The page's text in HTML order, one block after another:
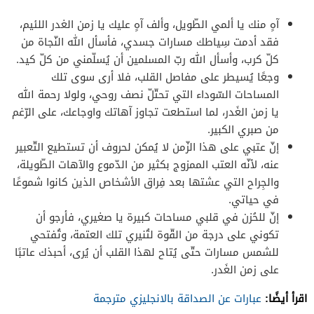
آهٍ منك يا ألمي الطّويل، وألف آهٍ عليك يا زمن الغدر اللئيم،
فقد أدمت سِياطك مسارات جسدي، فأسأل الله النّجاة من
كلّ كرب، وأسأل الله ربّ المسلمين أن يُسلّمني من كلّ كيد.
وجعًا يُسيطر على مفاصل القلب، فلا أرى سوى تلك
المساحات السّوداء التي تحتّلّ نصف روحي، ولولا رحمة الله
يا زمن الغَدر، لما استطعت تجاوز آهاتك واوجاعك، على الرّغم
من صبري الكبير.
إنّ عتبي على هذا الزّمن لا يُمكن لحروف أن تستطيع التّعبير
عنه، لأنّه العتب الممزوج بكثير من الدّموع والآهات الطّويلة،
والجِراح التي عشتها بعد فِراق الأشخاص الذين كانوا شموعًا
في حياتي.
إنّ للحُزن في قلبي مساحات كبيرة يا صغيري، فأرجو أن
تكوني على درجة من القّوة لتُنيري تلك العتمة، وتُفتحي
للشمس مسارات حتّى يُتاح لهذا القلب أن يُرى، أحبذك عاتبًا
على زمن الغَدر.
اقرأ أيضًا: عبارات عن الصداقة بالانجليزي مترجمة